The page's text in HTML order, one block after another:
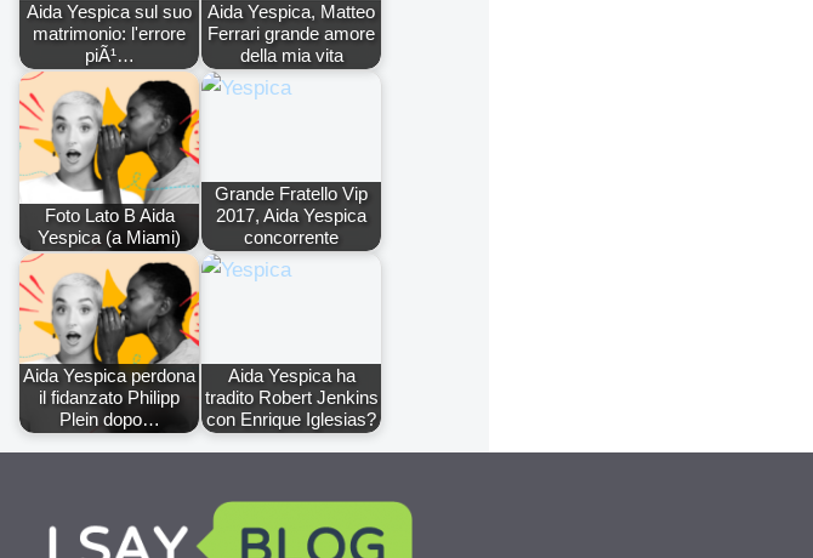
Aida Yespica sul suo
matrimonio: l'errore
piÃ¹…
Aida Yespica, Matteo
Ferrari grande amore
della mia vita
Foto Lato B Aida
Yespica (a Miami)
Grande Fratello Vip
2017, Aida Yespica
concorrente
Aida Yespica perdona
il fidanzato Philipp
Plein dopo…
Aida Yespica ha
tradito Robert Jenkins
con Enrique Iglesias?